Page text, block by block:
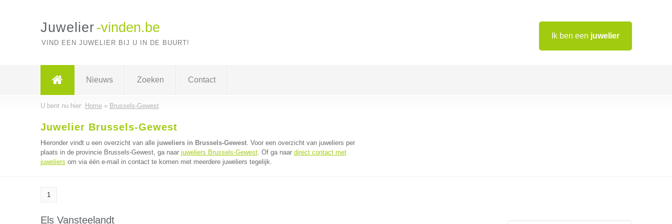
Ik ben een juwelier
Juwelier -vinden.be
VIND EEN JUWELIER BIJ U IN DE BUURT!
Nieuws Zoeken Contact
U bent nu hier: Home» Brussels-Gewest
Juwelier Brussels-Gewest
Hieronder vindt u een overzicht van alle juweliers in Brussels-Gewest. Voor een overzicht van juweliers per
plaats in de provincie Brussels-Gewest, ga naar juweliers Brussels-Gewest. Of ga naar direct contact met
juweliers om via één e-mail in contact te komen met meerdere juweliers tegelijk.
1
Els Vansteelandt